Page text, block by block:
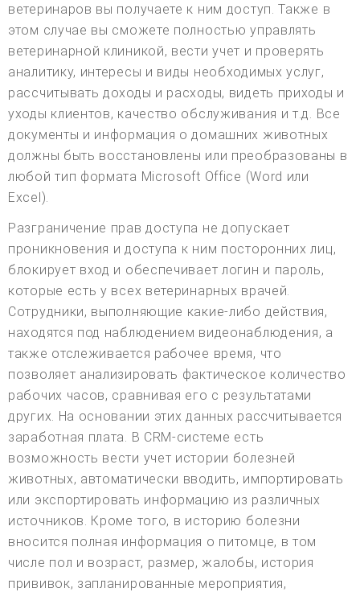
ветеринаров вы получаете к ним доступ. Также в
этом случае вы сможете полностью управлять
ветеринарной клиникой, вести учет и проверять
аналитику, интересы и виды необходимых услуг,
рассчитывать доходы и расходы, видеть приходы и
уходы клиентов, качество обслуживания и т.д. Все
документы и информация о домашних животных
должны быть восстановлены или преобразованы в
любой тип формата Microsoft Office (Word или
Excel).
Разграничение прав доступа не допускает
проникновения и доступа к ним посторонних лиц,
блокирует вход и обеспечивает логин и пароль,
которые есть у всех ветеринарных врачей.
Сотрудники, выполняющие какие-либо действия,
находятся под наблюдением видеонаблюдения, а
также отслеживается рабочее время, что
позволяет анализировать фактическое количество
рабочих часов, сравнивая его с результатами
других. На основании этих данных рассчитывается
заработная плата. В CRM-системе есть
возможность вести учет истории болезней
животных, автоматически вводить, импортировать
или экспортировать информацию из различных
источников. Кроме того, в историю болезни
вносится полная информация о питомце, в том
числе пол и возраст, размер, жалобы, история
прививок, запланированные мероприятия,